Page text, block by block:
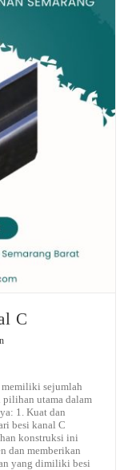
C
sejumlah
utama dalam
1. Kuat dan
besi kanal C
konstruksi ini
dan memberikan
yang dimiliki besi